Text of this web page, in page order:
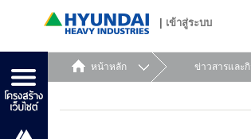
เข้าสู่ระบบ
หน้าหลัก ข่าวสารและ